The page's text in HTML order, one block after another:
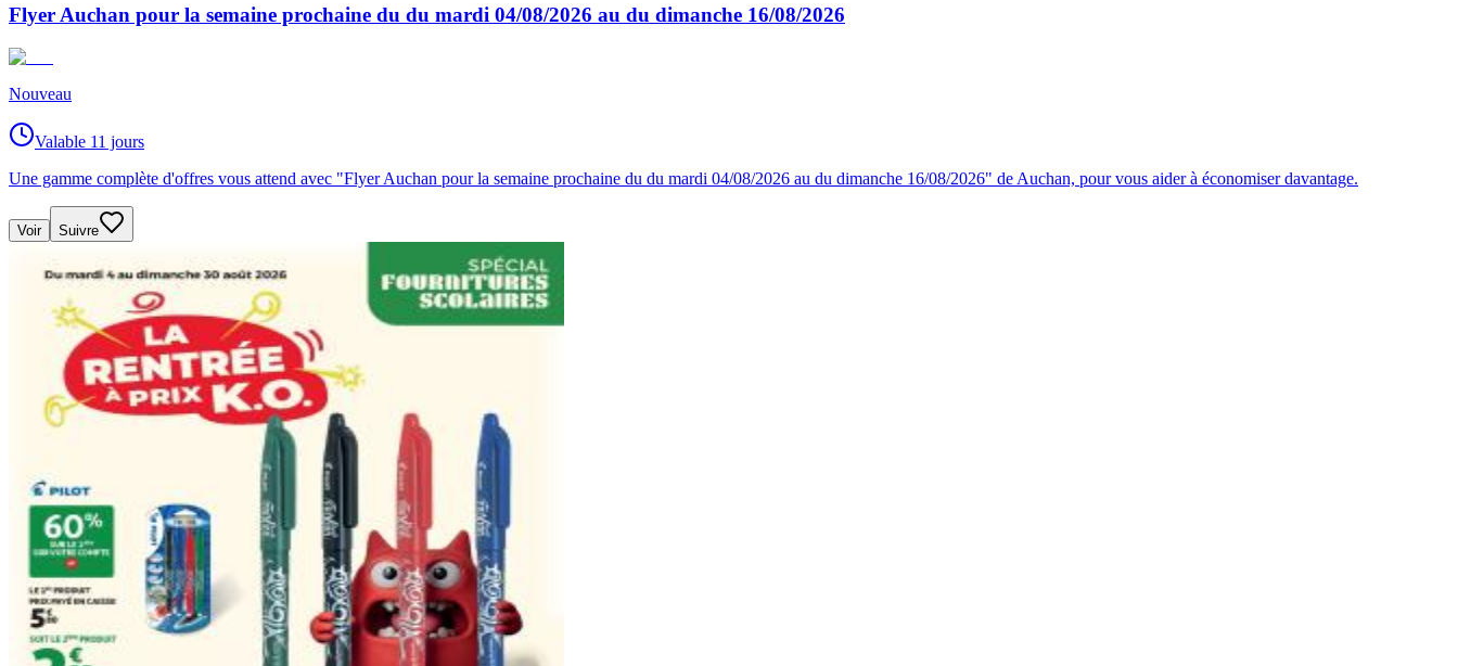
Flyer Auchan pour la semaine prochaine du du mardi 04/08/2026 au du dimanche 16/08/2026
Nouveau
Valable 11 jours
Une gamme complète d'offres vous attend avec "Flyer Auchan pour la semaine prochaine du du mardi 04/08/2026 au du dimanche 16/08/2026" de Auchan, pour vous aider à économiser davantage.
Voir Suivre